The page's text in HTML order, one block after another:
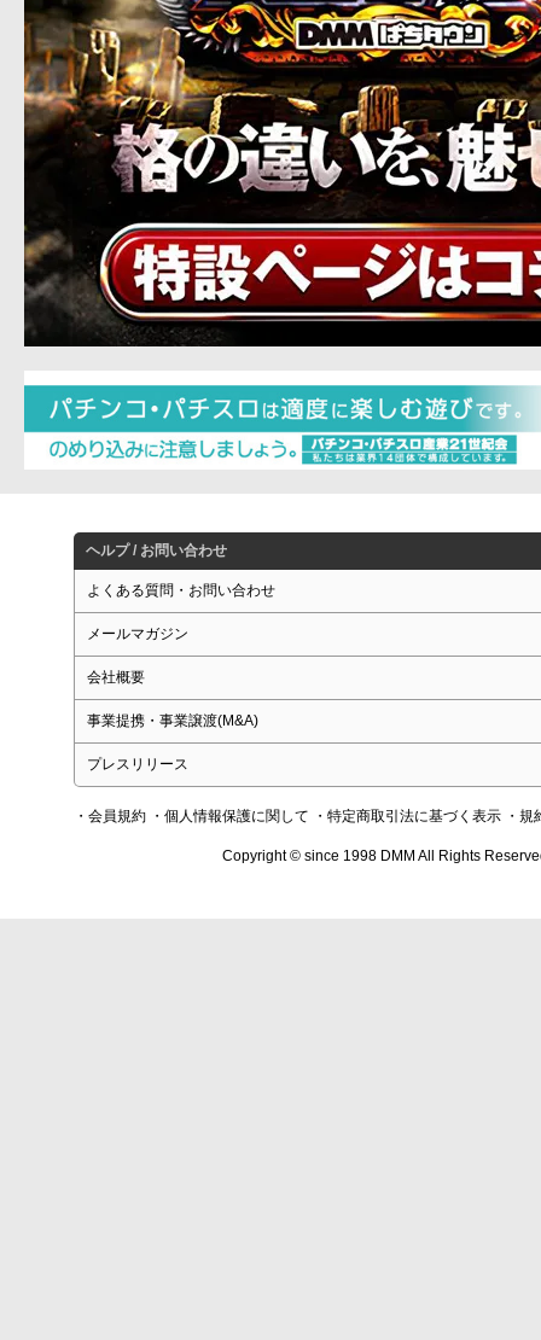
ヘルプ / お問い合わせ
よくある質問・お問い合わせ
メールマガジン
会社概要
事業提携・事業譲渡(M&A)
プレスリリース
・会員規約 ・個人情報保護に関して ・特定商取引法に基づく表示 ・規
Copyright © since 1998 DMM All Rights